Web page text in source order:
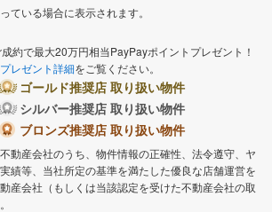
ている場合に表示されます。
約で最大20万円相当PayPayポイントプレゼント！
プレゼント詳細をご覧ください。
ゴールド推奨店 取り扱い物件
シルバー推奨店 取り扱い物件
ブロンズ推奨店 取り扱い物件
動産会社のうち、物件情報の正確性、法令遵守、ヤ
績等、当社所定の基準を満たした優良な店舗運営を
産会社（もしくは当該認定を受けた不動産会社の取